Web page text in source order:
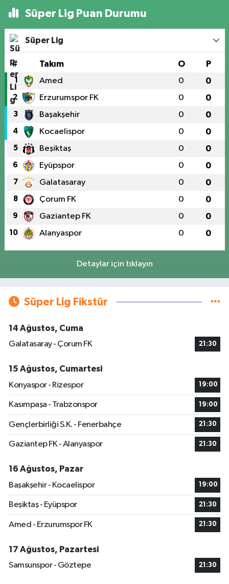
Süper Lig Puan Durumu
Süper Lig
# Takım O P
1 Amed 0 0
2 Erzurumspor FK 0 0
3 Başakşehir 0 0
4 Kocaelispor 0 0
5 Beşiktaş 0 0
6 Eyüpspor 0 0
7 Galatasaray 0 0
8 Çorum FK 0 0
9 Gaziantep FK 0 0
10 Alanyaspor 0 0
Detaylar için tıklayın
Süper Lig Fikstür
14 Ağustos, Cuma
Galatasaray - Çorum FK
21:30
15 Ağustos, Cumartesi
Konyaspor - Rizespor
19:00
Kasımpaşa - Trabzonspor 19:00
Gençlerbirliği S.K. - Fenerbahçe 21:30
Gaziantep FK - Alanyaspor 21:30
16 Ağustos, Pazar
Başakşehir - Kocaelispor
19:00
Beşiktaş - Eyüpspor 21:30
Amed - Erzurumspor FK 21:30
17 Ağustos, Pazartesi
Samsunspor - Göztepe
21:30